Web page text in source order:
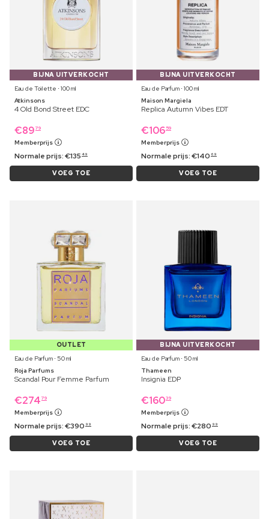
BIJNA UITVERKOCHT
Eau de Toilette ⋅ 100 ml
Atkinsons
4 Old Bond Street EDC
€89 79
Memberprijs
Normale prijs:€135 49
VOEG TOE
BIJNA UITVERKOCHT
Eau de Parfum ⋅ 100 ml
Maison Margiela
Replica Autumn Vibes EDT
€106 59
Memberprijs
Normale prijs:€140 69
VOEG TOE
OUTLET
Eau de Parfum ⋅ 50 ml
Roja Parfums
Scandal Pour Femme Parfum
€274 79
Memberprijs
Normale prijs:€390 99
VOEG TOE
BIJNA UITVERKOCHT
Eau de Parfum ⋅ 50 ml
Thameen
Insignia EDP
€16039
Memberprijs
Normale prijs:€280 99
VOEG TOE